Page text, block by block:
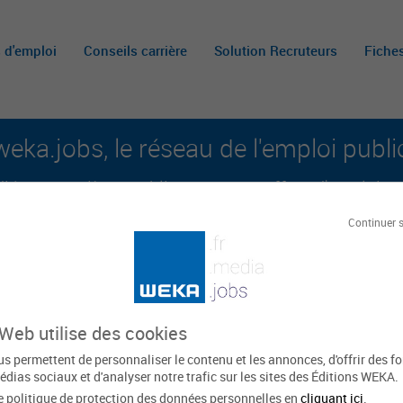
Continuer
utilise des cookies
permettent de personnaliser le contenu et les annonces, d'offrir des
sociaux et d'analyser notre trafic sur les sites des Éditions WEKA.
politique de protection des données personnelles en cliquant ici
d'emploi Conseils carrière Solution Recruteurs
le réseau de l'emploi
aux carrières publiques et aux offres d'emploi
communes du Genevois